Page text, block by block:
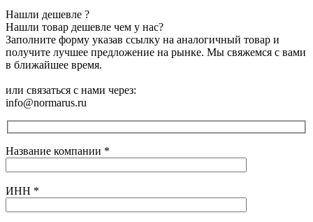
Нашли дешевле ?
Нашли товар дешевле чем у нас?
Заполните форму указав ссылку на аналогичный товар и
получите лучшее предложение на рынке. Мы свяжемся с вами
в ближайшее время.
или связаться с нами через:
info@normarus.ru
Название компании *
ИНН *